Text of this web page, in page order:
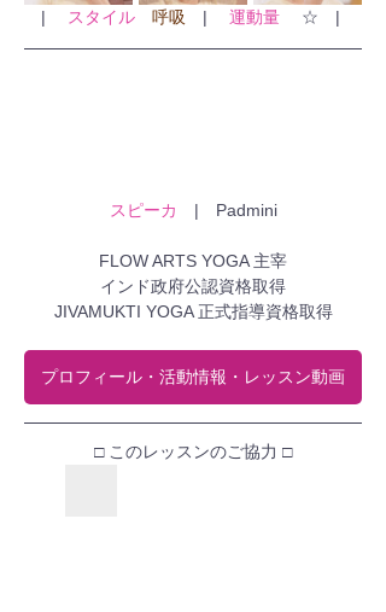
| スタイル 呼吸 | 運動量 ☆　|
スピーカ |　Padmini
FLOW ARTS YOGA 主宰
インド政府公認資格取得
JIVAMUKTI YOGA 正式指導資格取得
プロフィール・活動情報・レッスン動画
□ このレッスンのご協力 □